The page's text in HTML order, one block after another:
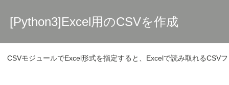
[Python3]Excel用のCSVを作成
CSVモジュールでExcel形式を指定すると、Excelで読み取れるCSVフ